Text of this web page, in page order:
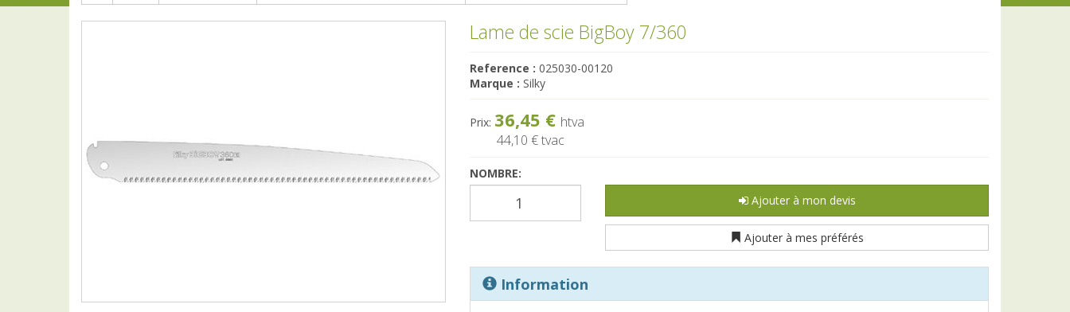
Lame de scie BigBoy 7/360
Reference : 025030-00120
Marque : Silky
Prix: 36,45 € htva
44,10 €tvac
NOMBRE:
Ajouter à mon devis
Ajouter à mes préférés
Information